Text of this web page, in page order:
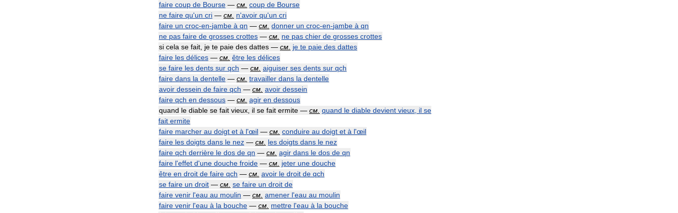
faire coup de Bourse — см coup de Bourse
ne faire qu'un cri — см n'avoir qu'un cri
faire un croc-en-jambe à qn — см donner un croc-en-jambe à qn
ne pas faire de grosses crottes — см ne pas chier de grosses crottes
si cela se fait je te paie des dattes — см je te paie des dattes
faire les délices — см être les délices
se faire les dents sur qch — см aiguiser ses dents sur qch
faire dans la dentelle — см travailler dans la dentelle
avoir dessein de faire qch — см avoir dessein
faire qch en dessous — см agir en dessous
quand le diable se fait vieux il se fait ermite — см quand le diable devient vieux il se
fait ermite
faire marcher au doigt et à l'œil — см conduire au doigt et à l'œil
faire les doigts dans le nez — см les doigts dans le nez
faire qch derrière le dos de qn — см agir dans le dos de qn
faire l'effet d'une douche froide — см jeter une douche
être en droit de faire qch — см avoir le droit de qch
se faire un droit — см se faire un droit de
faire venir l'eau au moulin — см amener l'eau au moulin
faire venir l'eau à la bouche — см mettre l'eau à la bouche